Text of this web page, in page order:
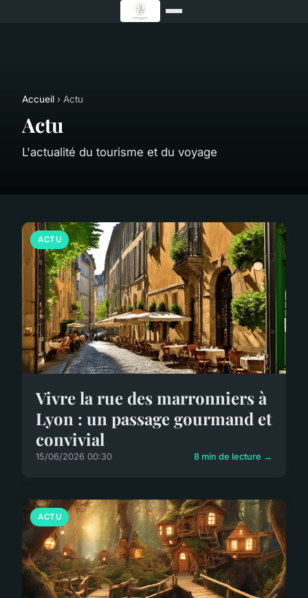
Accueil › Actu
Actu
L'actualité du tourisme et du voyage
ACTU
Vivre la rue des marronniers à
Lyon : un passage gourmand et
convivial
15/06/2026 00:30 8 min de lecture →
ACTU